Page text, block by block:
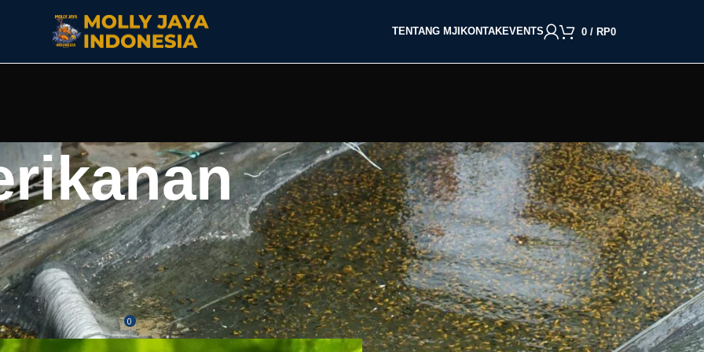
TENTANG MJI KONTAKEVENTS 0 / RP0
LAIN
Makanan, dan Tips
Pemula
On Januari 21, 2026 0
BACA BERDASARKAN JENIS IKAN
Cupang
Molly
Channa
Koi